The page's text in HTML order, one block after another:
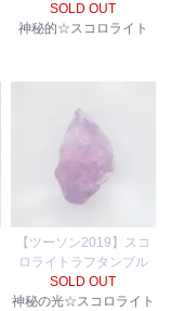
SOLD OUT
神秘的☆スコロライト
【ツーソン2019】スコ
ロライトラフタンブル
SOLD OUT
神秘の光☆スコロライト